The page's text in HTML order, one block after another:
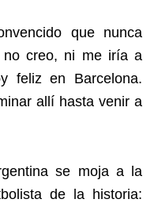
que nunca
no creo, ni me iría a
feliz en Barcelona.
allí hasta venir a
se moja a la
de la historia: